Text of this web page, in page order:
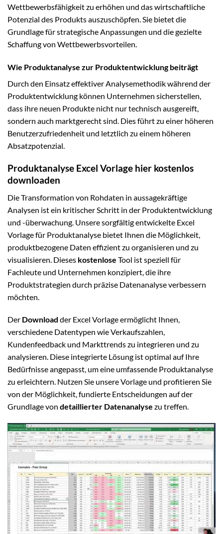
Wettbewerbsfähigkeit zu erhöhen und das wirtschaftliche
Potenzial des Produkts auszuschöpfen. Sie bietet die
Grundlage für strategische Anpassungen und die gezielte
Schaffung von Wettbewerbsvorteilen.
Wie Produktanalyse zur Produktentwicklung beiträgt
Durch den Einsatz effektiver Analysemethodik während der
Produktentwicklung können Unternehmen sicherstellen,
dass ihre neuen Produkte nicht nur technisch ausgereift,
sondern auch marktgerecht sind. Dies führt zu einer höheren
Benutzerzufriedenheit und letztlich zu einem höheren
Absatzpotenzial.
Produktanalyse Excel Vorlage hier kostenlos
downloaden
Die Transformation von Rohdaten in aussagekräftige
Analysen ist ein kritischer Schritt in der Produktentwicklung
und -überwachung. Unsere sorgfältig entwickelte Excel
Vorlage für Produktanalyse bietet Ihnen die Möglichkeit,
produktbezogene Daten effizient zu organisieren und zu
visualisieren. Dieses kostenlose Tool ist speziell für
Fachleute und Unternehmen konzipiert, die ihre
Produktstrategien durch präzise Datenanalyse verbessern
möchten.
Der Download der Excel Vorlage ermöglicht Ihnen,
verschiedene Datentypen wie Verkaufszahlen,
Kundenfeedback und Markttrends zu integrieren und zu
analysieren. Diese integrierte Lösung ist optimal auf Ihre
Bedürfnisse angepasst, um eine umfassende Produktanalyse
zu erleichtern. Nutzen Sie unsere Vorlage und profitieren Sie
von der Möglichkeit, fundierte Entscheidungen auf der
Grundlage von detaillierter Datenanalyse zu treffen.